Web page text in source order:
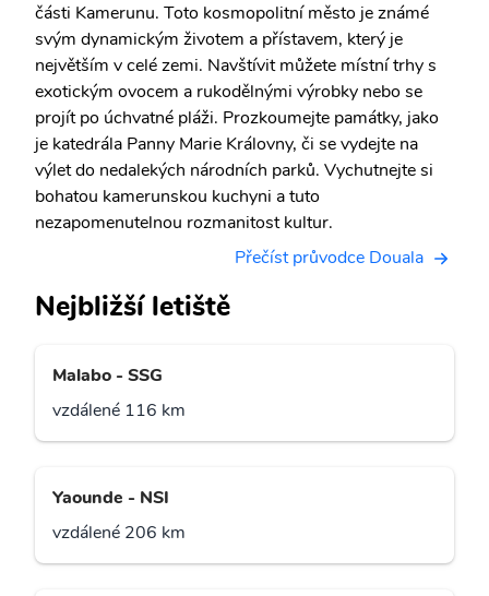
části Kamerunu. Toto kosmopolitní město je známé
svým dynamickým životem a přístavem, který je
největším v celé zemi. Navštívit můžete místní trhy s
exotickým ovocem a rukodělnými výrobky nebo se
projít po úchvatné pláži. Prozkoumejte památky, jako
je katedrála Panny Marie Královny, či se vydejte na
výlet do nedalekých národních parků. Vychutnejte si
bohatou kamerunskou kuchyni a tuto
nezapomenutelnou rozmanitost kultur.
Přečíst průvodce Douala
Nejbližší letiště
Malabo - SSG
vzdálené 116 km
Yaounde - NSI
vzdálené 206 km